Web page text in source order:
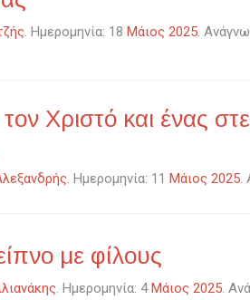
. Ημερομηνία: 18 Μάιος 2025.
Χριστό και ένας
. Ημερομηνία: 11 Μάιος 2025.
με φίλους
. Ημερομηνία: 4 Μάιος 2025.